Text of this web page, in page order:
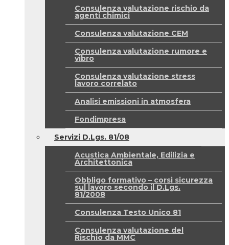
Consulenza valutazione rischio da
agenti chimici
Consulenza valutazione CEM
Consulenza valutazione rumore e
vibro
Consulenza valutazione stress
lavoro correlato
Analisi emissioni in atmosfera
Fondimpresa
Servizi D.Lgs. 81/08
Acustica Ambientale, Edilizia e
Architettonica
Obbligo formativo – corsi sicurezza
sul lavoro secondo il D.Lgs.
81/2008
Consulenza Testo Unico 81
Consulenza valutazione del
Rischio da MMC